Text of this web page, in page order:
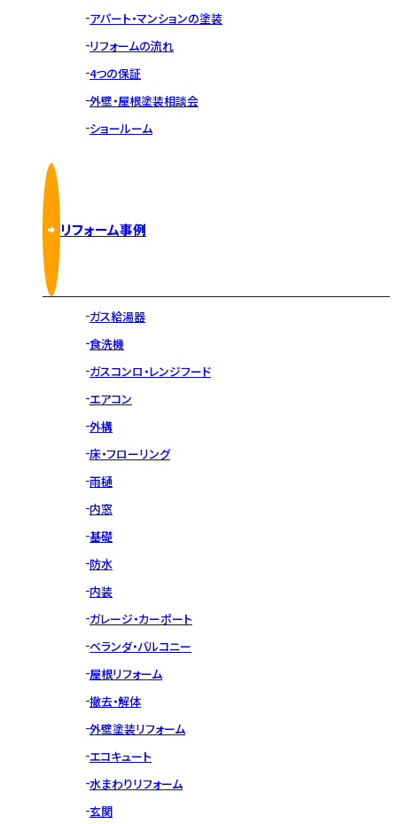
アパート・マンションの塗装
リフォームの流れ
4つの保証
外壁・屋根塗装相談会
ショールーム
リフォーム事例
ガス給湯器
食洗機
ガスコンロ・レンジフード
エアコン
外構
床・フローリング
雨樋
内窓
基礎
防水
内装
ガレージ・カーポート
ベランダ・バルコニー
屋根リフォーム
撤去・解体
外壁塗装リフォーム
エコキュート
水まわりリフォーム
玄関